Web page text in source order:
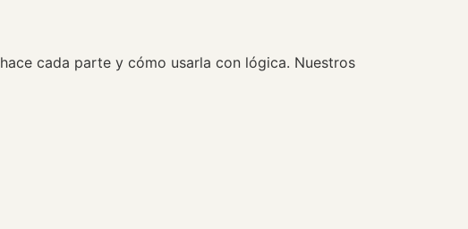
cada parte y cómo usarla con lógica. Nuestros